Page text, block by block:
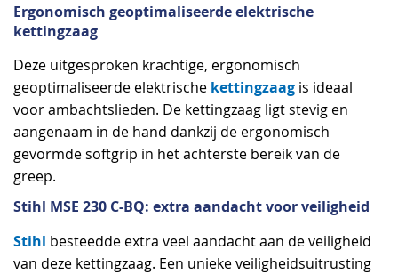
Ergonomisch geoptimaliseerde elektrische
kettingzaag
Deze uitgesproken krachtige, ergonomisch
geoptimaliseerde elektrische kettingzaag is ideaal
voor ambachtslieden. De kettingzaag ligt stevig en
aangenaam in de hand dankzij de ergonomisch
gevormde softgrip in het achterste bereik van de
greep.
Stihl MSE 230 C-BQ: extra aandacht voor veiligheid
Stihl besteedde extra veel aandacht aan de veiligheid
van deze kettingzaag. Een unieke veiligheidsuitrusting